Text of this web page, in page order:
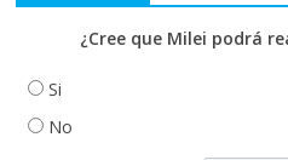
¿Cree que Milei podrá
Si
No